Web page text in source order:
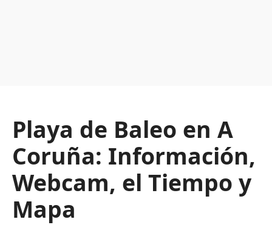
Playa de Baleo en A
Coruña: Información,
Webcam, el Tiempo y
Mapa